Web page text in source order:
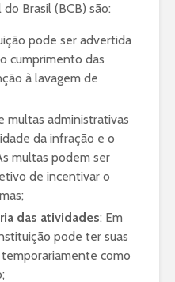
Brasil (BCB) são:
pode ser advertida
cumprimento das
à lavagem de
multas administrativas
da infração e o
multas podem ser
de incentivar o
das atividades: Em
pode ter suas
como